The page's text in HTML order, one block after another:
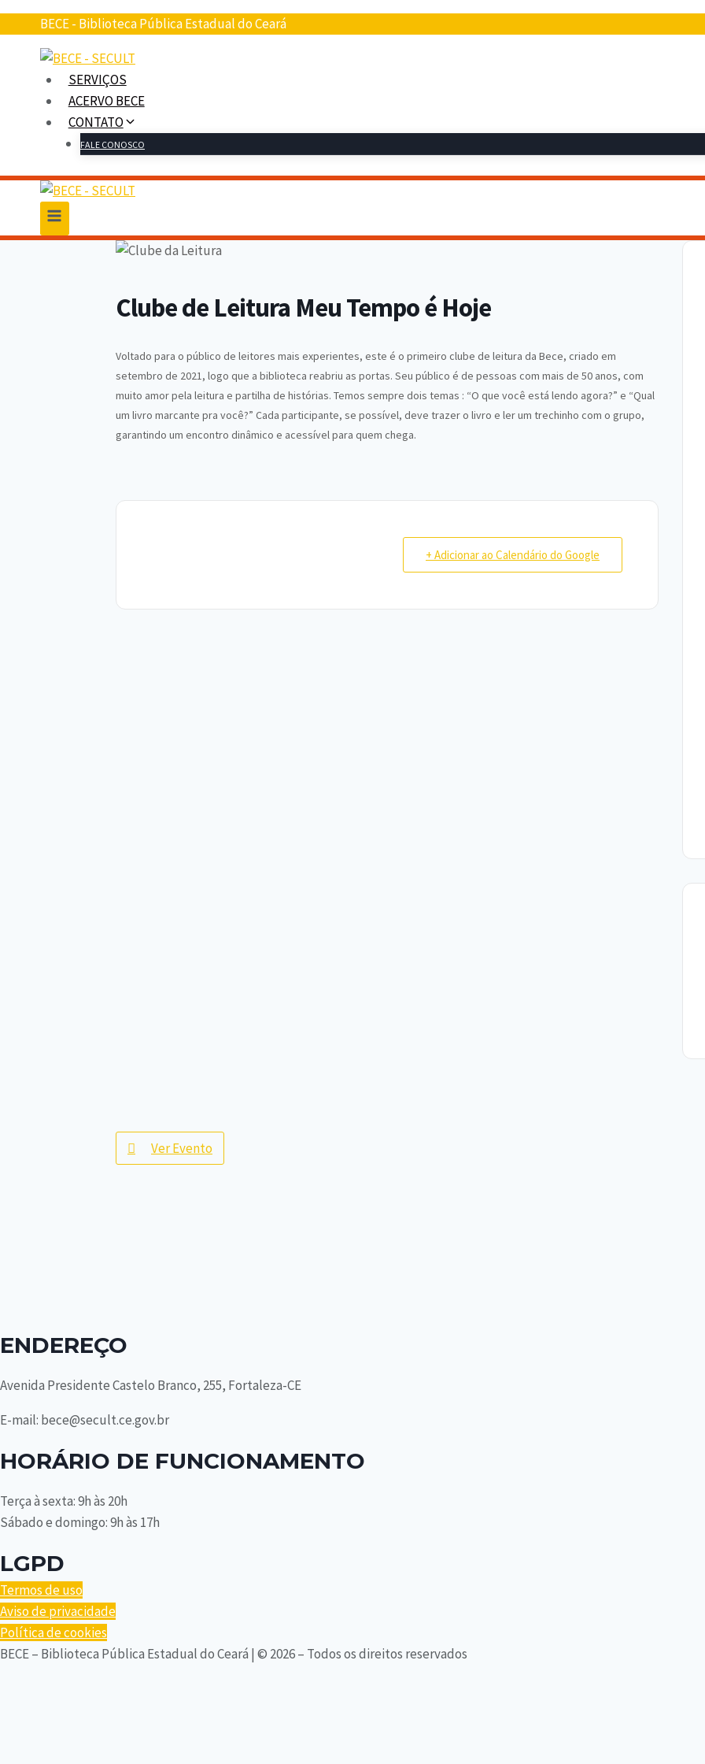
Pular
para
BECE - Biblioteca Pública Estadual do Ceará
SERVIÇOS
ACERVO BECE
CONTATO
FALE CONOSCO
Clube de Leitura Meu Tempo é Hoje
Voltado para o público de leitores mais experientes, este é o primeiro clube de leitura da Bece, criado em
setembro de 2021, logo que a biblioteca reabriu as portas. Seu público é de pessoas com mais de 50 anos, com
muito amor pela leitura e partilha de histórias. Temos sempre dois temas : “O que você está lendo agora?” e “Qual
um livro marcante pra você?” Cada participante, se possível, deve trazer o livro e ler um trechinho com o grupo,
garantindo um encontro dinâmico e acessível para quem chega.
+ Adicionar ao Calendário do Google
Ver Evento
ENDEREÇO
Avenida Presidente Castelo Branco, 255, Fortaleza-CE
E-mail: bece@secult.ce.gov.br
HORÁRIO DE FUNCIONAMENTO
Terça à sexta: 9h às 20h
Sábado e domingo: 9h às 17h
LGPD
Termos de uso
Aviso de privacidade
Política de cookies
BECE – Biblioteca Pública Estadual do Ceará | © 2026 – Todos os direitos reservados